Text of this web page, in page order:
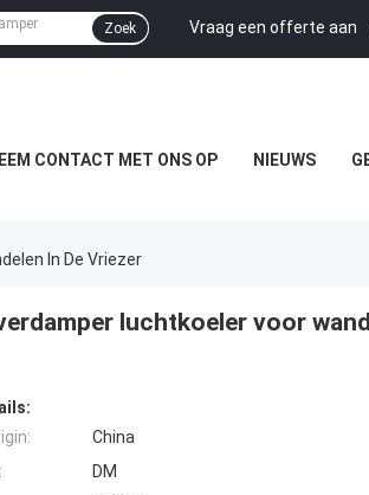
Vraag een offerte aan
Zoek
CONTACT MET ONS OP NIEUWS
In De Vriezer
luchtkoeler voor
China
DM